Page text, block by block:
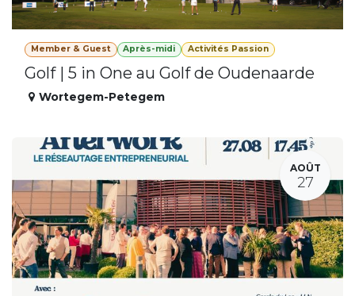
Member & Guest Après-midi Activités Passion
Golf | 5 in One au Golf de Oudenaarde
Wortegem-Petegem
AOÛT
27